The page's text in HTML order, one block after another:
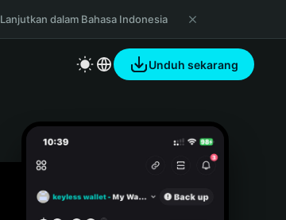
Lanjutkan dalam Bahasa Indonesia
Unduh sekarang